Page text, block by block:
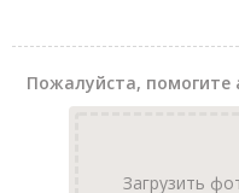
Пожалуйста,
Загрузить